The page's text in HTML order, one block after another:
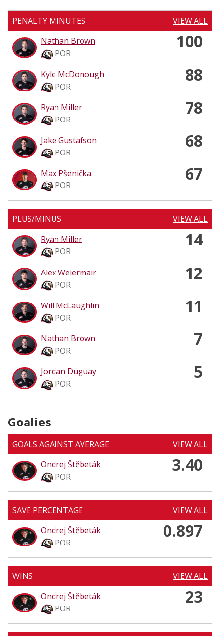
PENALTY MINUTES
VIEW ALL
Nathan Brown
POR
100
Kyle McDonough
POR
88
Ryan Miller
POR
78
Jake Gustafson
POR
68
Max Pšenička
POR
67
PLUS/MINUS
VIEW ALL
Ryan Miller
POR
14
Alex Weiermair
POR
12
Will McLaughlin
POR
11
Nathan Brown
POR
7
Jordan Duguay
POR
5
Goalies
GOALS AGAINST AVERAGE
VIEW ALL
Ondrej Štěbeták
POR
3.40
SAVE PERCENTAGE
VIEW ALL
Ondrej Štěbeták
POR
0.897
WINS
VIEW ALL
Ondrej Štěbeták
POR
23